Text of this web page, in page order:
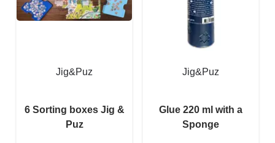
Jig&Puz
6 Sorting boxes Jig &
Puz
Jig&Puz
Glue 220 ml with a
Sponge